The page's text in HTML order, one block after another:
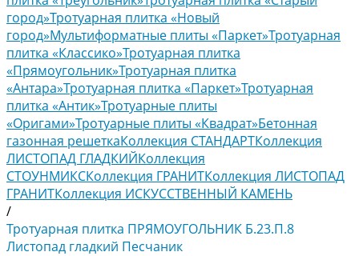
город»Тротуарная плитка «Новый
город»Мультиформатные плиты «Паркет»Тротуарная
плитка «Классико»Тротуарная плитка
«Прямоугольник»Тротуарная плитка
«Антара»Тротуарная плитка «Паркет»Тротуарная
плитка «Антик»Тротуарные плиты
«Оригами»Тротуарные плиты «Квадрат»Бетонная
газонная решеткаКоллекция СТАНДАРТКоллекция
ЛИСТОПАД ГЛАДКИЙКоллекция
СТОУНМИКСКоллекция ГРАНИТКоллекция ЛИСТОПАД
ГРАНИТКоллекция ИСКУССТВЕННЫЙ КАМЕНЬ
/
Тротуарная плитка ПРЯМОУГОЛЬНИК Б.23.П.8
Листопад гладкий Песчаник